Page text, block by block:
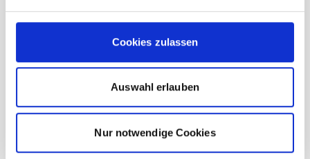
Cookies zulassen
Auswahl erlauben
Nur notwendige Cookies
Kordelzug ermöglicht
sind mit Riegelstich Nähten
versehen
Material: 76% Polyamid, 24%
Elastan